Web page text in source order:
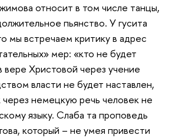
относит в том числе танцы,
пьянство. У гусита
мы встречаем критику в адрес
мер: «кто не будет
вере Христовой через учение
власти не будет наставлен,
немецкую речь человек не
языку. Слаба та проповедь
который – не умея привести